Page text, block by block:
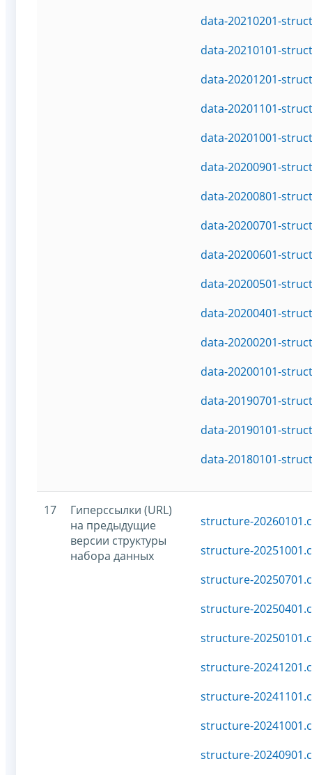
data-20210201-
data-20210101-
data-20201201-
data-20201101-
data-20201001-
data-20200901-
data-20200801-
data-20200701-
data-20200601-
data-20200501-
data-20200401-
data-20200201-
data-20200101-
data-20190701-
data-20190101-
data-20180101-
17
Гиперссылки (URL)
на предыдущие
версии структуры
набора данных
structure-
structure-
structure-
structure-
structure-
structure-
structure-
structure-
structure-